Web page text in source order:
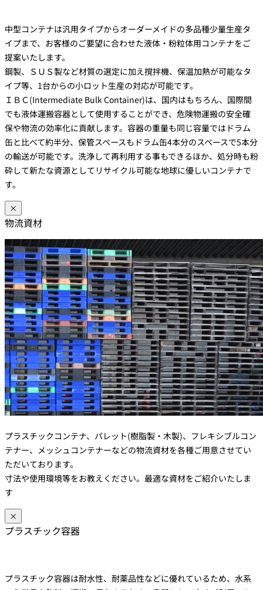
中型コンテナは汎用タイプからオーダーメイドの多品種少量生産タ
イプまで、お客様のご要望に合わせた液体・粉粒体用コンテナをご
提案いたします。
鋼製、ＳＵＳ製など材質の選定に加え撹拌機、保温加熱が可能なタ
イプ等、1台からの小ロット生産の対応が可能です。
ＩＢＣ(Intermediate Bulk Container)は、国内はもちろん、国際間
でも液体運搬容器として使用することができ、危険物運搬の安全確
保や物流の効率化に貢献します。容器の重量も同じ容量ではドラム
缶と比べて約半分、保管スペースもドラム缶4本分のスペースで5本分
の輸送が可能です。洗浄して再利用する事もできるほか、処分時も粉
砕して新たな資源としてリサイクル可能な地球に優しいコンテナで
す。
×
物流資材
プラスチックコンテナ、パレット(樹脂製・木製)、フレキシブルコン
テナー、メッシュコンテナーなどの物流資材を各種ご用意させてい
ただいております。
寸法や使用環境等をお教えください。最適な資材をご紹介いたしま
す
×
プラスチック容器
プラスチック容器は耐水性、耐薬品性などに優れているため、水系